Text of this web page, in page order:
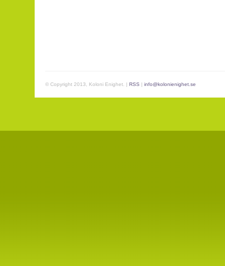
© Copyright 2013, Koloni Enighet. | RSS | info@kolonienighet.se